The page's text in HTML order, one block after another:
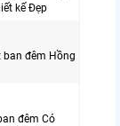
kế Đẹp
đêm Hồng
đêm Có